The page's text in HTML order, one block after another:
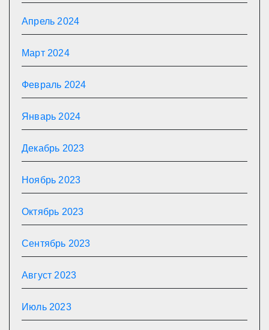
Апрель 2024
Март 2024
Февраль 2024
Январь 2024
Декабрь 2023
Ноябрь 2023
Октябрь 2023
Сентябрь 2023
Август 2023
Июль 2023